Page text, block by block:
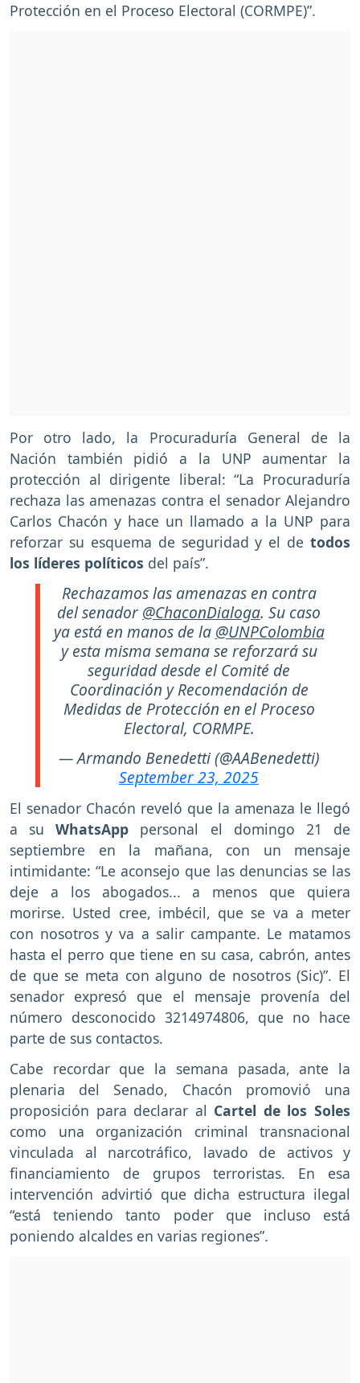
Protección en el Proceso Electoral (CORMPE)”.
Por otro lado, la Procuraduría General de la
Nación también pidió a la UNP aumentar la
protección al dirigente liberal: “La Procuraduría
rechaza las amenazas contra el senador Alejandro
Carlos Chacón y hace un llamado a la UNP para
reforzar su esquema de seguridad y el de todos
los líderes políticos del país”.
Rechazamos las amenazas en contra
del senador @ChaconDialoga. Su caso
ya está en manos de la @UNPColombia
y esta misma semana se reforzará su
seguridad desde el Comité de
Coordinación y Recomendación de
Medidas de Protección en el Proceso
Electoral, CORMPE.
— Armando Benedetti (@AABenedetti)
September 23, 2025
El senador Chacón reveló que la amenaza le llegó
a suWhatsApp personal el domingo 21 de
septiembre en la mañana, con un mensaje
intimidante: “Le aconsejo que las denuncias se las
deje a los abogados... a menos que quiera
morirse. Usted cree, imbécil, que se va a meter
con nosotros y va a salir campante. Le matamos
hasta el perro que tiene en su casa, cabrón, antes
de que se meta con alguno de nosotros (Sic)”. El
senador expresó que el mensaje provenía del
número desconocido 3214974806, que no hace
parte de sus contactos.
Cabe recordar que la semana pasada, ante la
plenaria del Senado, Chacón promovió una
proposición para declarar al Cartel de los Soles
como una organización criminal transnacional
vinculada al narcotráfico, lavado de activos y
financiamiento de grupos terroristas. En esa
intervención advirtió que dicha estructura ilegal
“está teniendo tanto poder que incluso está
poniendo alcaldes en varias regiones”.